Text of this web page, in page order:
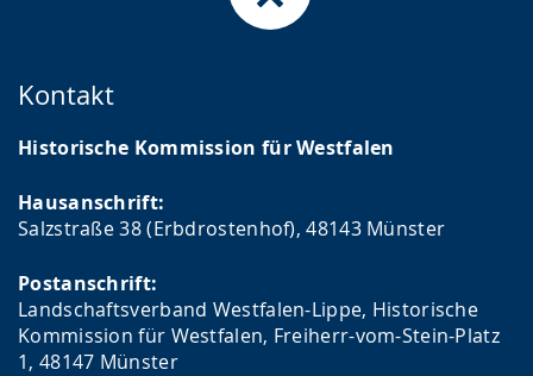
Kontakt
Historische Kommission für Westfalen
Hausanschrift:
Salzstraße 38 (Erbdrostenhof), 48143 Münster
Postanschrift:
Landschaftsverband Westfalen-Lippe, Historische
Kommission für Westfalen, Freiherr-vom-Stein-Platz
1, 48147 Münster